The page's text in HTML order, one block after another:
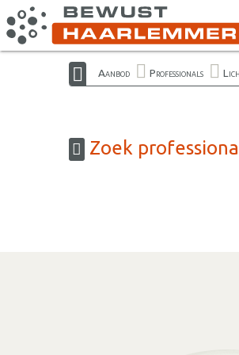
Aanbod Professionals
Zoek